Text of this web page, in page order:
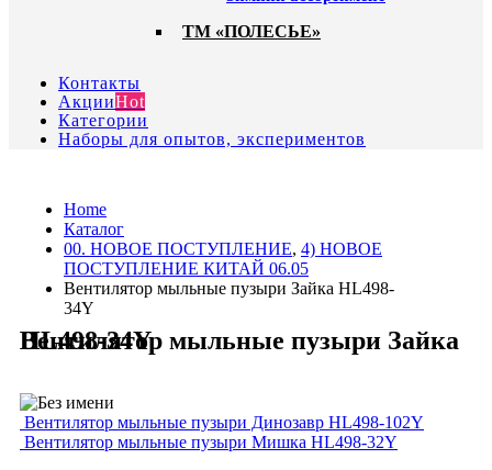
ТМ «ПОЛЕСЬЕ»
Контакты
АкцииHot
Категории
Наборы для опытов, экспериментов
Home
Каталог
00. HОВОЕ ПОСТУПЛЕНИЕ, 4) НОВОЕ
ПОСТУПЛЕНИЕ КИТАЙ 06.05
Вентилятор мыльные пузыри Зайка HL498-
34Y
Вентилятор мыльные пузыри Зайка HL498-34Y
Вентилятор мыльные пузыри Динозавр HL498-102Y
Вентилятор мыльные пузыри Мишка HL498-32Y